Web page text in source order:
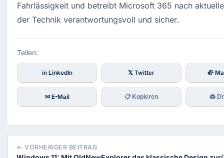
Fahrlässigkeit und betreibt Microsoft 365 nach
der Technik verantwortungsvoll und sicher.
Teilen:
in LinkedIn 𝕏 Twitter 🦣
✉ E-Mail 📋 Kopieren 🖨
← VORHERIGER BEITRAG